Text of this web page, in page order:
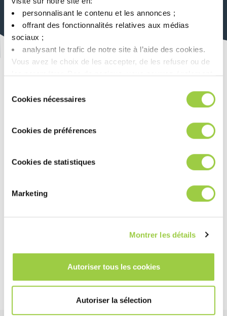
personnalisant le contenu et les annonces ;​
offrant des fonctionnalités relatives aux médias
sociaux ; ​
analysant le trafic de notre site à l’aide des cookies.​
Vous avez le choix de les accepter, de les refuser ou de
les paramétrer.​ Pas de panique, vous pourrez également
cookies.​ ​ ​
duCookies nécessaires
Cookies de préférences
Cookies de statistiques
Marketing
Montrer les détails
Autoriser tous les cookies
Autoriser la sélection
可持续的方法
自 2006 年以来，我们的清洁配方一直不含 CMR，并且在 2012
年，我们推出了一项名为 greenway 的新流程，该流程
根据可衡